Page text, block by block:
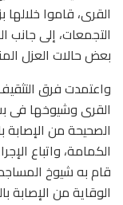
القرى، قاموا
التجمعات، إلى جانب
بعض حالات العزل
واعتمدت فرق
القرى وشيوخها فى
الصحيحة من الإصابة
الكمامة، واتباع
قام به شيوخ
الوقاية من الإصابة